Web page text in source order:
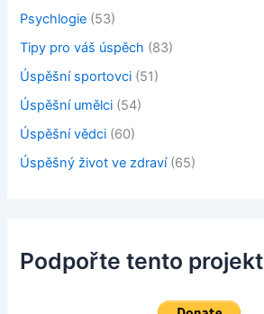
Psychlogie (53)
Tipy pro váš úspěch (83)
Úspěšní sportovci (51)
Úspěšní umělci (54)
Úspěšní vědci (60)
Úspěšný život ve zdraví(65)
Podpořte tento projekt